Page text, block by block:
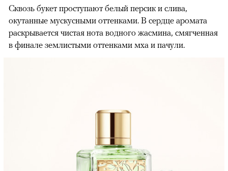
Сквозь букет проступают белый персик и слива,
окутанные мускусными оттенками. В сердце аромата
раскрывается чистая нота водного жасмина, смягченная
в финале землистыми оттенками мха и пачули.